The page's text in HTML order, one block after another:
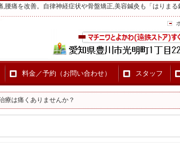
,腰痛を改善。自律神経症状や骨盤矯正,美容鍼灸も「はりま
料金／予約（お問い合わせ） スタッフ
療は痛くありませんか？